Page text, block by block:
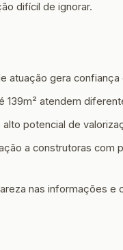
difícil de ignorar.
atuação gera
139m² atendem
potencial de
a construtoras com
nas informações e